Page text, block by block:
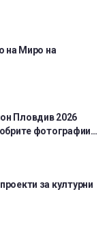
на Миро на
Пловдив 2026
фотографии…
за културни